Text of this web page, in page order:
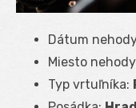
Dátum
Miesto
Typ vrtuľníka: